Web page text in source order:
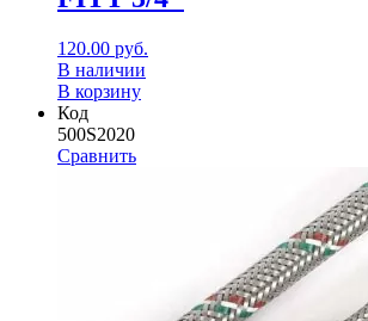
120.00 руб.
В наличии
В корзину
Код
500S2020
Сравнить